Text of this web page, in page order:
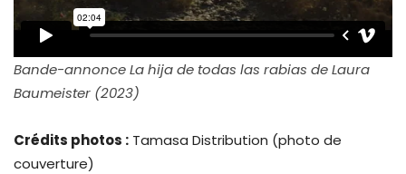
Bande-annonce La hija de todas las rabias de Laura
Baumeister (2023)
Crédits photos : Tamasa Distribution (photo de
couverture)